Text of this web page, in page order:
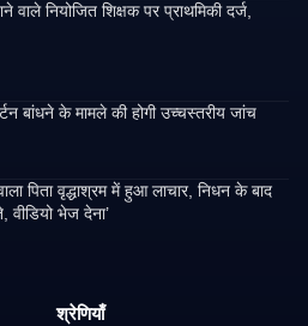
वाले नियोजित शिक्षक पर प्राथमिकी दर्ज,
बांधने के मामले की होगी उच्चस्तरीय जांच
पिता वृद्धाश्रम में हुआ लाचार, निधन के बाद
भेज देना’
श्रेणियाँ